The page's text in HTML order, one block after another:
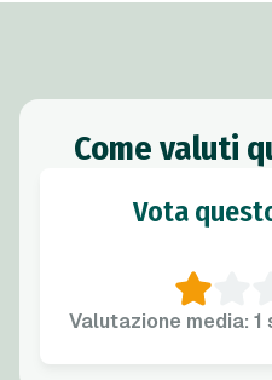
Come valuti
Vota
Valutazione media: 1